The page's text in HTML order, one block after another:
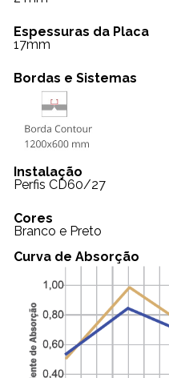
Espessuras da Placa
17mm
Bordas e Sistemas
Instalação
Perfis CD60/27
Cores
Branco e Preto
Curva de Absorção